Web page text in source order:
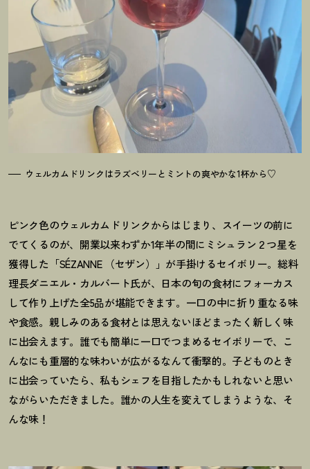
ウェルカムドリンクはラズベリーとミントの爽やかな1杯から♡
ピンク色のウェルカムドリンクからはじまり、スイーツの前に
でてくるのが、開業以来わずか1年半の間にミシュラン２つ星を
獲得した「SÉZANNE （セザン）」が手掛けるセイボリー。総料
理長ダニエル・カルバート氏が、日本の旬の食材にフォーカス
して作り上げた全5品が堪能できます。一口の中に折り重なる味
や食感。親しみのある食材とは思えないほどまったく新しく味
に出会えます。誰でも簡単に一口でつまめるセイボリーで、こ
んなにも重層的な味わいが広がるなんて衝撃的。子どものとき
に出会っていたら、私もシェフを目指したかもしれないと思い
ながらいただきました。誰かの人生を変えてしまうような、そ
んな味 ！